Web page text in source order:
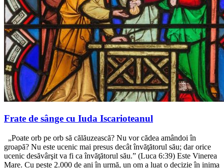
Frate de sânge cu Iuda Iscarioteanul
„Poate orb pe orb să călăuzească? Nu vor cădea amândoi în
groapă? Nu este ucenic mai presus decât învăţătorul său; dar orice
ucenic desăvârşit va fi ca învăţătorul său.” (Luca 6:39) Este Vinerea
Mare. Cu peste 2.000 de ani în urmă, un om a luat o decizie în inima